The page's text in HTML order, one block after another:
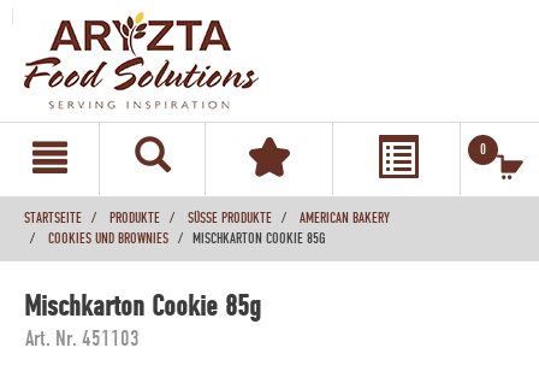
0
STARTSEITE PRODUKTE SÜSSE PRODUKTE
AMERICAN BAKERY
COOKIES UND BROWNIES
MISCHKARTON COOKIE 85G
Mischkarton Cookie 85g
Art. Nr. 451103